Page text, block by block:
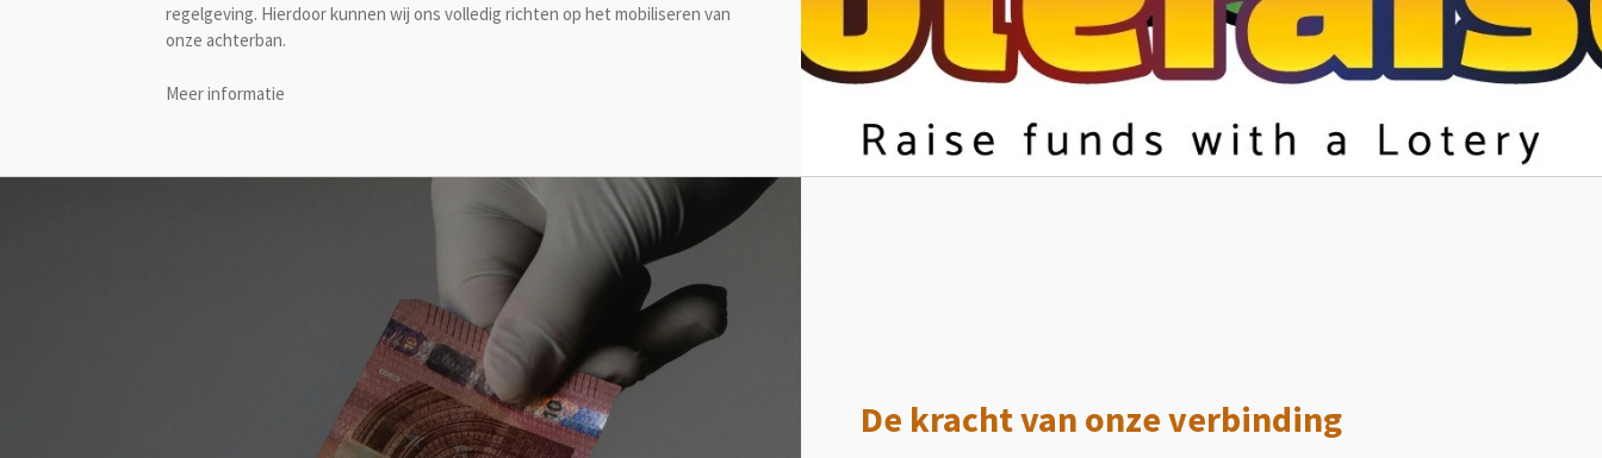
regelgeving. Hierdoor kunnen wij ons volledig richten op het mobiliseren van
onze achterban.
Meer informatie
De kracht van onze verbinding